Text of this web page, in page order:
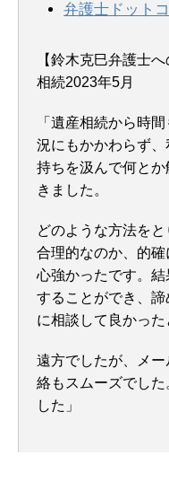
弁護士ドット
【鈴木克巳弁護士
相続2023年5月
「遺産相続から時
況にもかかわらず
持ちを汲んで何と
きました。
どのような方法を
合理的なのか、的確
心強かったです。
することができ、
に相談して良かった
遠方でしたが、メ
絡もスムーズでし
した」